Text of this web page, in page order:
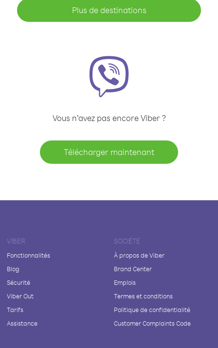
Plus de destinations
Vous n’avez pas encore Viber ?
Télécharger maintenant
VIBER
Fonctionnalités
Blog
Sécurité
Viber Out
Tarifs
Assistance
SOCIÉTÉ
À propos de Viber
Brand Center
Emplois
Termes et conditions
Politique de confidentialité
Customer Complaints Code